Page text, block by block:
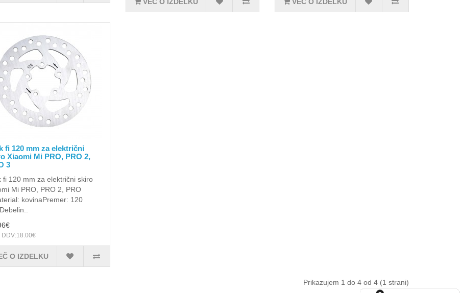
fi 120 mm za električni
Xiaomi Mi PRO, PRO 2,
3
fi 120 mm za električni skiro
Mi PRO, PRO 2, PRO
kovinaPremer: 120
DDV:18.00€
O IZDELKU
Prikazujem 1 do 4 od 4 (1 strani)